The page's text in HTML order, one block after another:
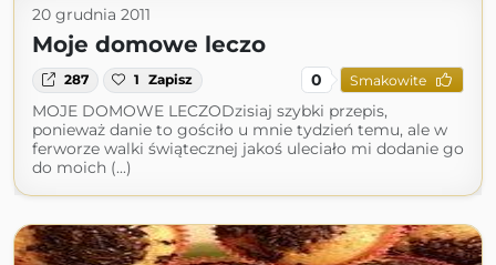
20 grudnia 2011
Moje domowe leczo
287 1 Zapisz 0 Smakowite
MOJE DOMOWE LECZODzisiaj szybki przepis,
ponieważ danie to gościło u mnie tydzień temu, ale w
ferworze walki świątecznej jakoś uleciało mi dodanie go
do moich (...)